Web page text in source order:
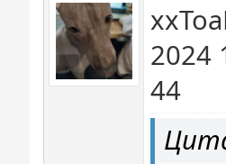
2024
44